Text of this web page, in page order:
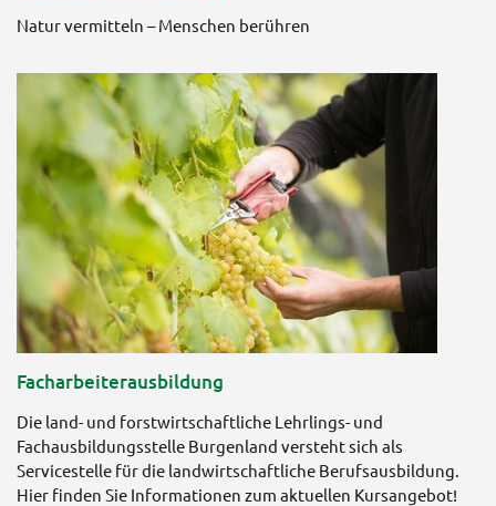
Natur vermitteln – Menschen berühren
Facharbeiterausbildung
Die land- und forstwirtschaftliche Lehrlings- und
Fachausbildungsstelle Burgenland versteht sich als
Servicestelle für die landwirtschaftliche Berufsausbildung.
Hier finden Sie Informationen zum aktuellen Kursangebot!